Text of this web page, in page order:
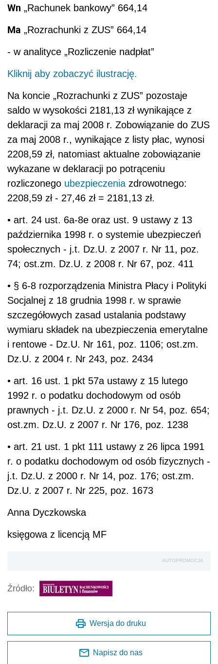
Wn „Rachunek bankowy” 664,14
Ma „Rozrachunki z ZUS” 664,14
- w analityce „Rozliczenie nadpłat”
Kliknij aby zobaczyć ilustrację.
Na koncie „Rozrachunki z ZUS” pozostaje
saldo w wysokości 2181,13 zł wynikające z
deklaracji za maj 2008 r. Zobowiązanie do ZUS
za maj 2008 r., wynikające z listy płac, wynosi
2208,59 zł, natomiast aktualne zobowiązanie
wykazane w deklaracji po potrąceniu
rozliczonego ubezpieczenia zdrowotnego:
2208,59 zł - 27,46 zł = 2181,13 zł.
• art. 24 ust. 6a-8e oraz ust. 9 ustawy z 13
października 1998 r. o systemie ubezpieczeń
społecznych - j.t. Dz.U. z 2007 r. Nr 11, poz.
74; ost.zm. Dz.U. z 2008 r. Nr 67, poz. 411
• § 6-8 rozporządzenia Ministra Płacy i Polityki
Socjalnej z 18 grudnia 1998 r. w sprawie
szczegółowych zasad ustalania podstawy
wymiaru składek na ubezpieczenia emerytalne
i rentowe - Dz.U. Nr 161, poz. 1106; ost.zm.
Dz.U. z 2004 r. Nr 243, poz. 2434
• art. 16 ust. 1 pkt 57a ustawy z 15 lutego
1992 r. o podatku dochodowym od osób
prawnych - j.t. Dz.U. z 2000 r. Nr 54, poz. 654;
ost.zm. Dz.U. z 2007 r. Nr 176, poz. 1238
• art. 21 ust. 1 pkt 111 ustawy z 26 lipca 1991
r. o podatku dochodowym od osób fizycznych -
j.t. Dz.U. z 2000 r. Nr 14, poz. 176; ost.zm.
Dz.U. z 2007 r. Nr 225, poz. 1673
Anna Dyczkowska
księgowa z licencją MF
AUTOPROMOCJA
Źródło:
Wersja do druku
Napisz do nas